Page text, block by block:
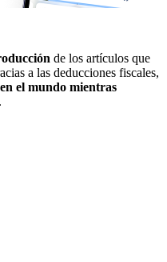
de los artículos que
a las deducciones fiscales,
el mundo mientras